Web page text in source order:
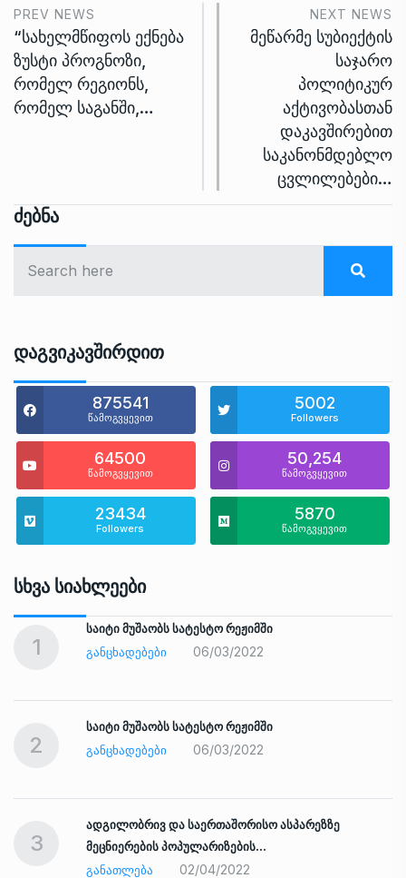
PREV NEWS
“სახელმწიფოს ექნება
ზუსტი პროგნოზი,
რომელ რეგიონს,
რომელ საგანში,…
NEXT NEWS
მეწარმე სუბიექტის
საჯარო
პოლიტიკურ
აქტივობასთან
დაკავშირებით
საკანონმდებლო
ცვლილებები…
Ძებნა
Დაგვიკავშირდით
875541
წამოგვყევით
5002
Followers
64500
წამოგვყევით
50,254
წამოგვყევით
23434
Followers
5870
წამოგვყევით
Სხვა Სიახლეები
1
საიტი მუშაობს სატესტო რეჟიმში
ᲒᲐᲜᲪᲮᲐᲓᲔᲑᲔᲑᲘ
06/03/2022
2
საიტი მუშაობს სატესტო რეჟიმში
ᲒᲐᲜᲪᲮᲐᲓᲔᲑᲔᲑᲘ
06/03/2022
3
ადგილობრივ და საერთაშორისო ასპარეზზე
მეცნიერების პოპულარიზების…
ᲒᲐᲜᲐᲗᲚᲔᲑᲐ
02/04/2022